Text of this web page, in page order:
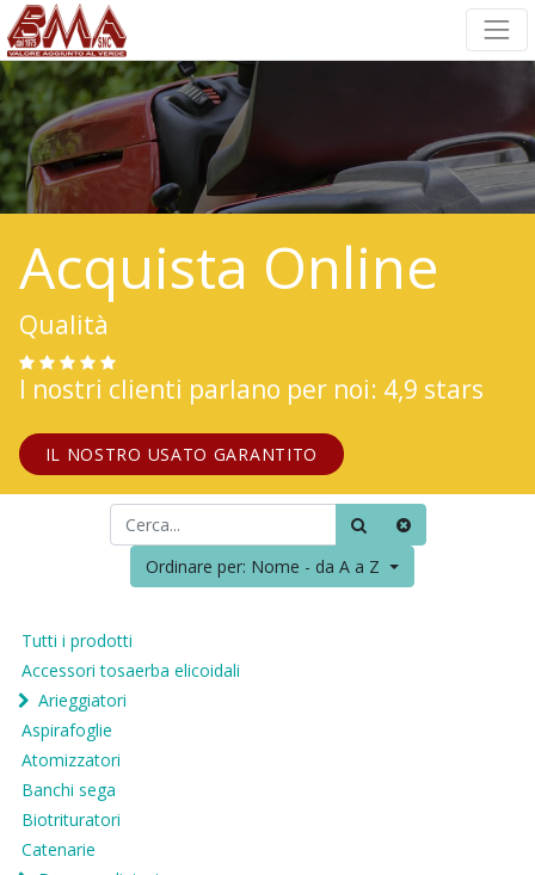
Acquista Online
Qualità
I nostri clienti parlano per noi: 4,9 stars
IL NOSTRO USATO GARANTITO
Ordinare per: Nome - da A a Z
Tutti i prodotti
Accessori tosaerba elicoidali
Arieggiatori
Aspirafoglie
Atomizzatori
Banchi sega
Biotrituratori
Catenarie